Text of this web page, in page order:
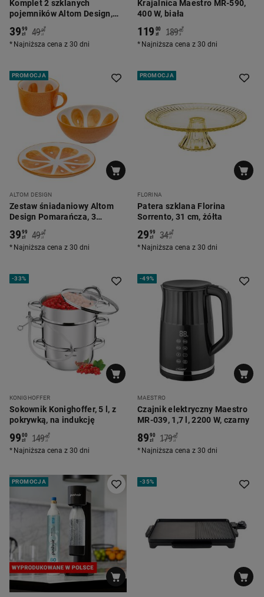
Komplet 2 szklanych
pojemników Altom Design,
650 ml, 2 komory, prostokątne
3999
zł 49 99
zł
*
Najniższa cena z 30 dni
Krajalnica Maestro MR-590,
400 W, biała
119 00
zł 189 00
zł
*
Najniższa cena z 30 dni
PROMOCJA
ALTOM DESIGN
Zestaw śniadaniowy Altom
Design Pomarańcza, 3
elementy
3999
zł 49 99
zł
*
Najniższa cena z 30 dni
PROMOCJA
FLORINA
Patera szklana Florina
Sorrento, 31 cm, żółta
2999
zł 34 99
zł
*
Najniższa cena z 30 dni
-33%
KONIGHOFFER
Sokownik Konighoffer, 5 l, z
pokrywką, na indukcję
9900
zł 149 00
zł
*
Najniższa cena z 30 dni
-49%
MAESTRO
Czajnik elektryczny Maestro
MR-039, 1,7 l, 2200 W, czarny
8990
zł 179 00
zł
*
Najniższa cena z 30 dni
PROMOCJA -35%